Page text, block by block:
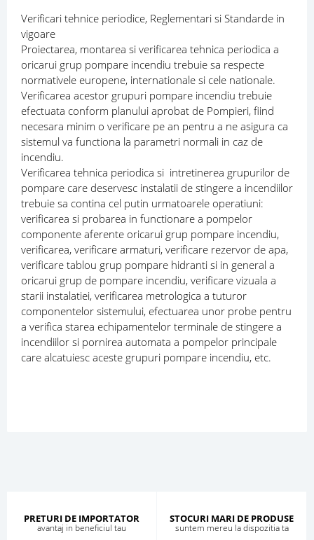
Verificari tehnice periodice, Reglementari si Standarde in
vigoare
Proiectarea, montarea si verificarea tehnica periodica a
oricarui grup pompare incendiu trebuie sa respecte
normativele europene, internationale si cele nationale.
Verificarea acestor grupuri pompare incendiu trebuie
efectuata conform planului aprobat de Pompieri, fiind
necesara minim o verificare pe an pentru a ne asigura ca
sistemul va functiona la parametri normali in caz de
incendiu.
Verificarea tehnica periodica si intretinerea grupurilor de
pompare care deservesc instalatii de stingere a incendiilor
trebuie sa contina cel putin urmatoarele operatiuni:
verificarea si probarea in functionare a pompelor
componente aferente oricarui grup pompare incendiu,
verificarea, verificare armaturi, verificare rezervor de apa,
verificare tablou grup pompare hidranti si in general a
oricarui grup de pompare incendiu, verificare vizuala a
starii instalatiei, verificarea metrologica a tuturor
componentelor sistemului, efectuarea unor probe pentru
a verifica starea echipamentelor terminale de stingere a
incendiilor si pornirea automata a pompelor principale
care alcatuiesc aceste grupuri pompare incendiu, etc.
PRETURI DE IMPORTATOR
avantaj in beneficiul tau
STOCURI MARI DE PRODUSE
suntem mereu la dispozitia ta